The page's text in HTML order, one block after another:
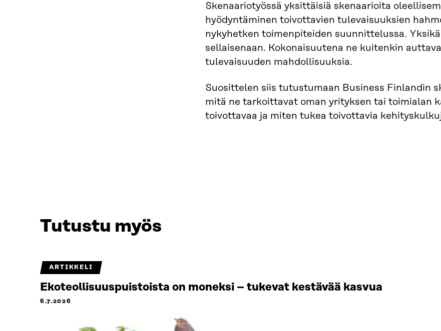
Skenaariotyössä yksittäisiä skenaarioita
hyödyntäminen toivottavien tulevaisuuksien
nykyhetken toimenpiteiden suunnittelussa.
sellaisenaan. Kokonaisuutena ne kuitenkin
tulevaisuuden mahdollisuuksia.
Suosittelen siis tutustumaan Business Finlandin
mitä ne tarkoittavat oman yrityksen tai toimialan
toivottavaa ja miten tukea toivottavia
Tutustu myös
ARTIKKELI
Ekoteollisuuspuistoista on moneksi – tukevat kestävää kasvua
6.7.2026